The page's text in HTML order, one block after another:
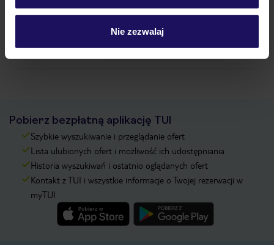
Nie zezwalaj
Na jakiej podstawie i gdzie otrzymam karty
Zobacz więcej
Pobierz bezpłatną aplikację TUI
Szybkie wyszukiwanie i przeglądanie ofert
Lista ulubionych ofert i możliwość ich udostępniania
Historia wyszukiwań i ostatnio oglądanych ofert
Kontakt z TUI i wszystkie informacje o Twojej rezerwacji w
myTUI